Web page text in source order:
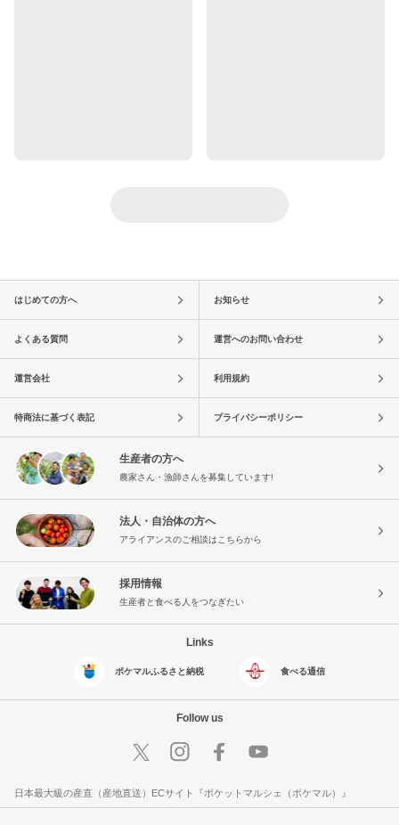
はじめての方へ お知らせ
よくある質問 運営へのお問い合わせ
運営会社 利用規約
特商法に基づく表記 プライバシーポリシー
生産者の方へ
農家さん・漁師さんを募集しています!
法人・自治体の方へ
アライアンスのご相談はこちらから
採用情報
生産者と食べる人をつなぎたい
Links
ポケマルふるさと納税 食べる通信
Follow us
日本最大級の産直（産地直送）ECサイト『ポケットマルシェ（ポケマル）』